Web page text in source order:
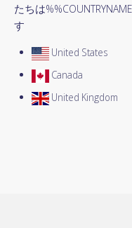
たちは
す
United States
Canada
United Kingdom